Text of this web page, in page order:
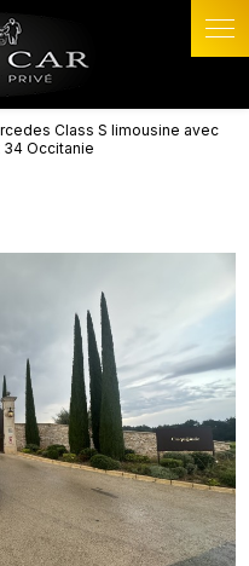
Class S limousine avec
Occitanie